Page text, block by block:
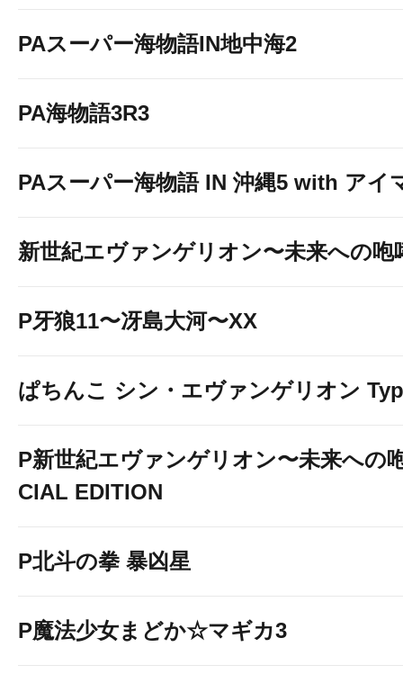
PAスーパー海物語IN地中海2
PA海物語3R3
PAスーパー海物語 IN 沖縄5 with アイ
新世紀エヴァンゲリオン〜未来への咆
P牙狼11〜冴島大河〜XX
ぱちんこ シン・エヴァンゲリオン
P新世紀エヴァンゲリオン〜未来への
CIAL EDITION
P北斗の拳 暴凶星
P魔法少女まどか☆マギカ3